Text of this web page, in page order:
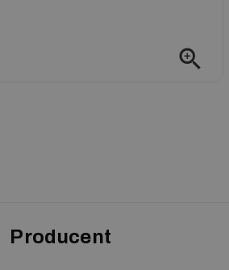
zoom_in
Producent